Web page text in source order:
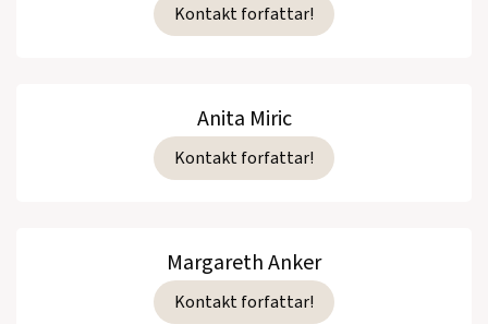
Kontakt forfattar!
Anita Miric
Kontakt forfattar!
Margareth Anker
Kontakt forfattar!